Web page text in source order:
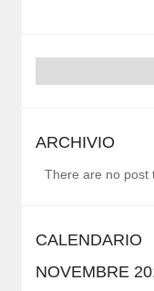
ARCHIVIO
There are no post
CALENDARIO
NOVEMBRE